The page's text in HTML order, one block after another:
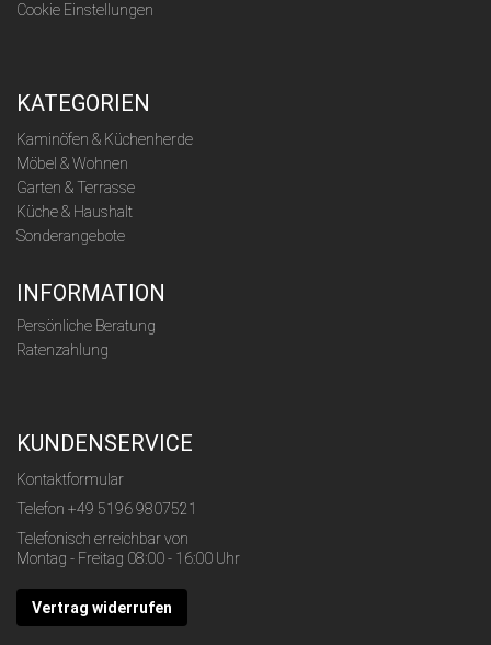
Cookie Einstellungen
KATEGORIEN
Kaminöfen & Küchenherde
Möbel & Wohnen
Garten & Terrasse
Küche & Haushalt
Sonderangebote
INFORMATION
Persönliche Beratung
Ratenzahlung
KUNDENSERVICE
Kontaktformular
Telefon +49 5196 9807521
Telefonisch erreichbar von
Montag - Freitag 08:00 - 16:00 Uhr
Vertrag widerrufen